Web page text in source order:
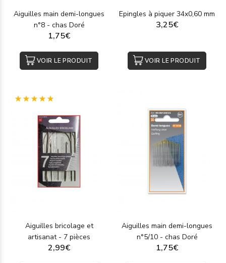
Aiguilles main demi-longues
n°8 - chas Doré
1,75€
VOIR LE PRODUIT
Epingles à piquer 34x0,60 mm
3,25€
VOIR LE PRODUIT
Aiguilles bricolage et
artisanat - 7 pièces
2,99€
Aiguilles main demi-longues
n°5/10 - chas Doré
1,75€